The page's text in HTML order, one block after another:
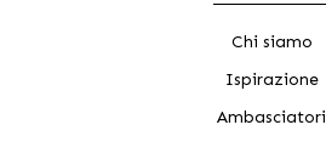
Chi siamo
Ispirazione
Ambasciatori